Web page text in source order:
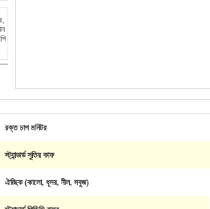
রক্ত চাপ মনিটর
স্ট্যান্ডার্ড সুতির কাফ
ঐচ্ছিক (কালো, ধূসর, নীল, সবুজ)